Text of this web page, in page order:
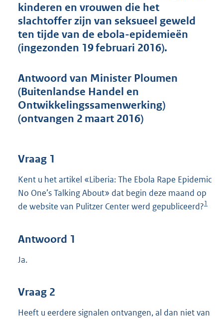
r
o
t
t
4
4
b
kinderen en vrouwen die het
slachtoffer zijn van seksueel geweld
ten tijde van de ebola-epidemieën
(ingezonden 19 februari 2016).
Antwoord van Minister Ploumen
(Buitenlandse Handel en
Ontwikkelingssamenwerking)
(ontvangen 2 maart 2016)
Vraag 1
Kent u het artikel «Liberia: The Ebola Rape Epidemic
No One’s Talking About» dat begin deze maand op
de website van Pulitzer Center werd gepubliceerd?1
Antwoord 1
Ja.
Vraag 2
Heeft u eerdere signalen ontvangen, al dan niet van